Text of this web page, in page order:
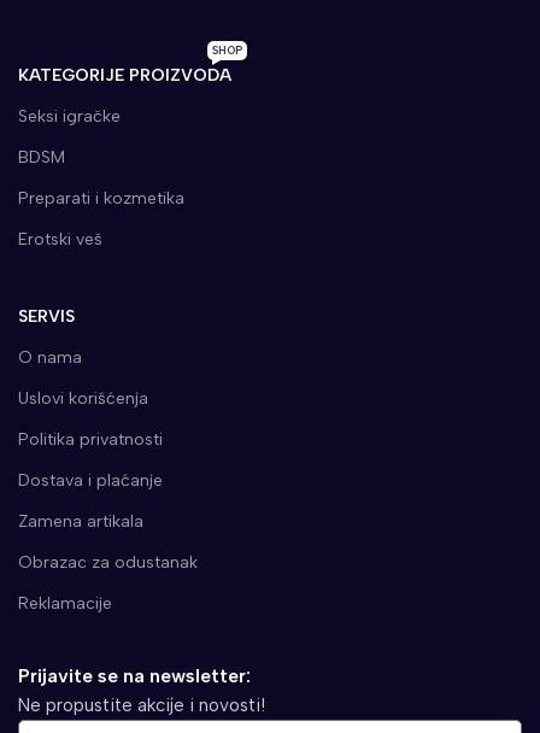
KATEGORIJE PROIZVODA
SHOP
Seksi igračke
BDSM
Preparati i kozmetika
Erotski veš
SERVIS
O nama
Uslovi korišćenja
Politika privatnosti
Dostava i plaćanje
Zamena artikala
Obrazac za odustanak
Reklamacije
Prijavite se na newsletter:
Ne propustite akcije i novosti!